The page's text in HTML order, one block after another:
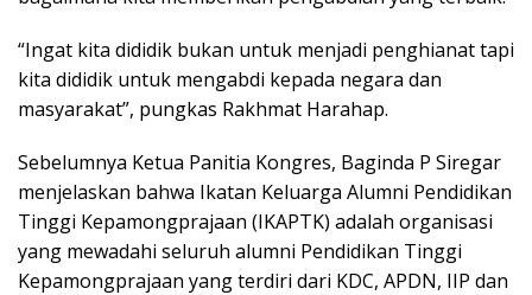
“Ingat kita dididik bukan untuk menjadi penghianat tapi
kita dididik untuk mengabdi kepada negara dan
masyarakat”, pungkas Rakhmat Harahap.
Sebelumnya Ketua Panitia Kongres, Baginda P Siregar
menjelaskan bahwa Ikatan Keluarga Alumni Pendidikan
Tinggi Kepamongprajaan (IKAPTK) adalah organisasi
yang mewadahi seluruh alumni Pendidikan Tinggi
Kepamongprajaan yang terdiri dari KDC, APDN, IIP dan